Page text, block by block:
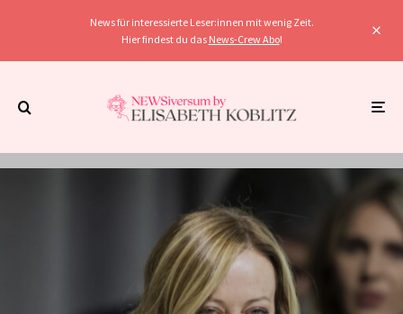
News für interessierte Leser:innen mit wenig Zeit.
Hier findest du das News-Crew Abo!